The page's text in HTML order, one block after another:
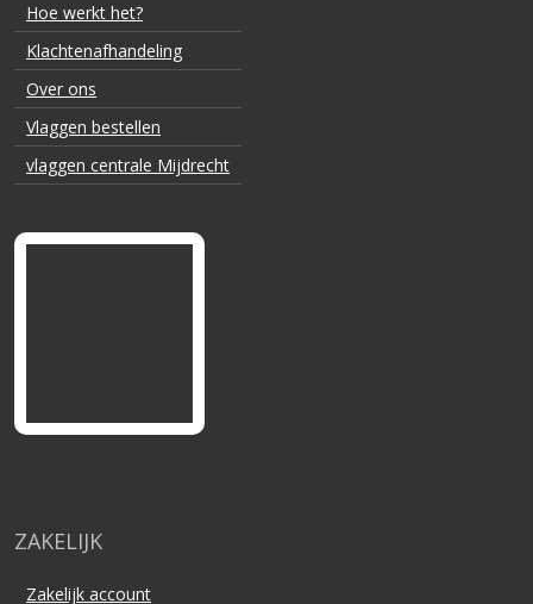
Hoe werkt het?
Klachtenafhandeling
Over ons
Vlaggen bestellen
vlaggen centrale Mijdrecht
Kwaliteitsgarantie